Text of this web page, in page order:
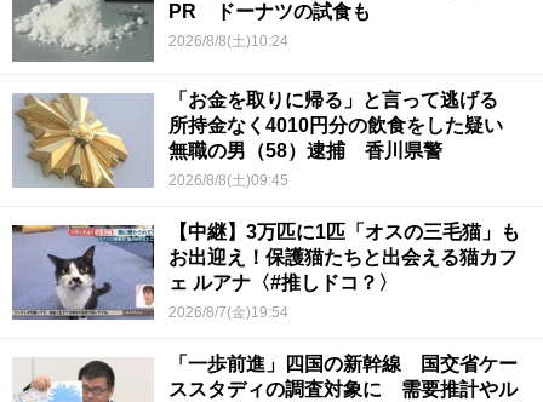
PR ドーナツの試食も
2026/8/8(土)10:24
「お金を取りに帰る」と言って逃げる
所持金なく4010円分の飲食をした疑い
無職の男（58）逮捕 香川県警
2026/8/8(土)09:45
【中継】3万匹に1匹「オスの三毛猫」も
お出迎え！保護猫たちと出会える猫カフ
ェ ルアナ〈#推しドコ？〉
2026/8/7(金)19:54
「一歩前進」四国の新幹線 国交省ケー
ススタディの調査対象に 需要推計やル